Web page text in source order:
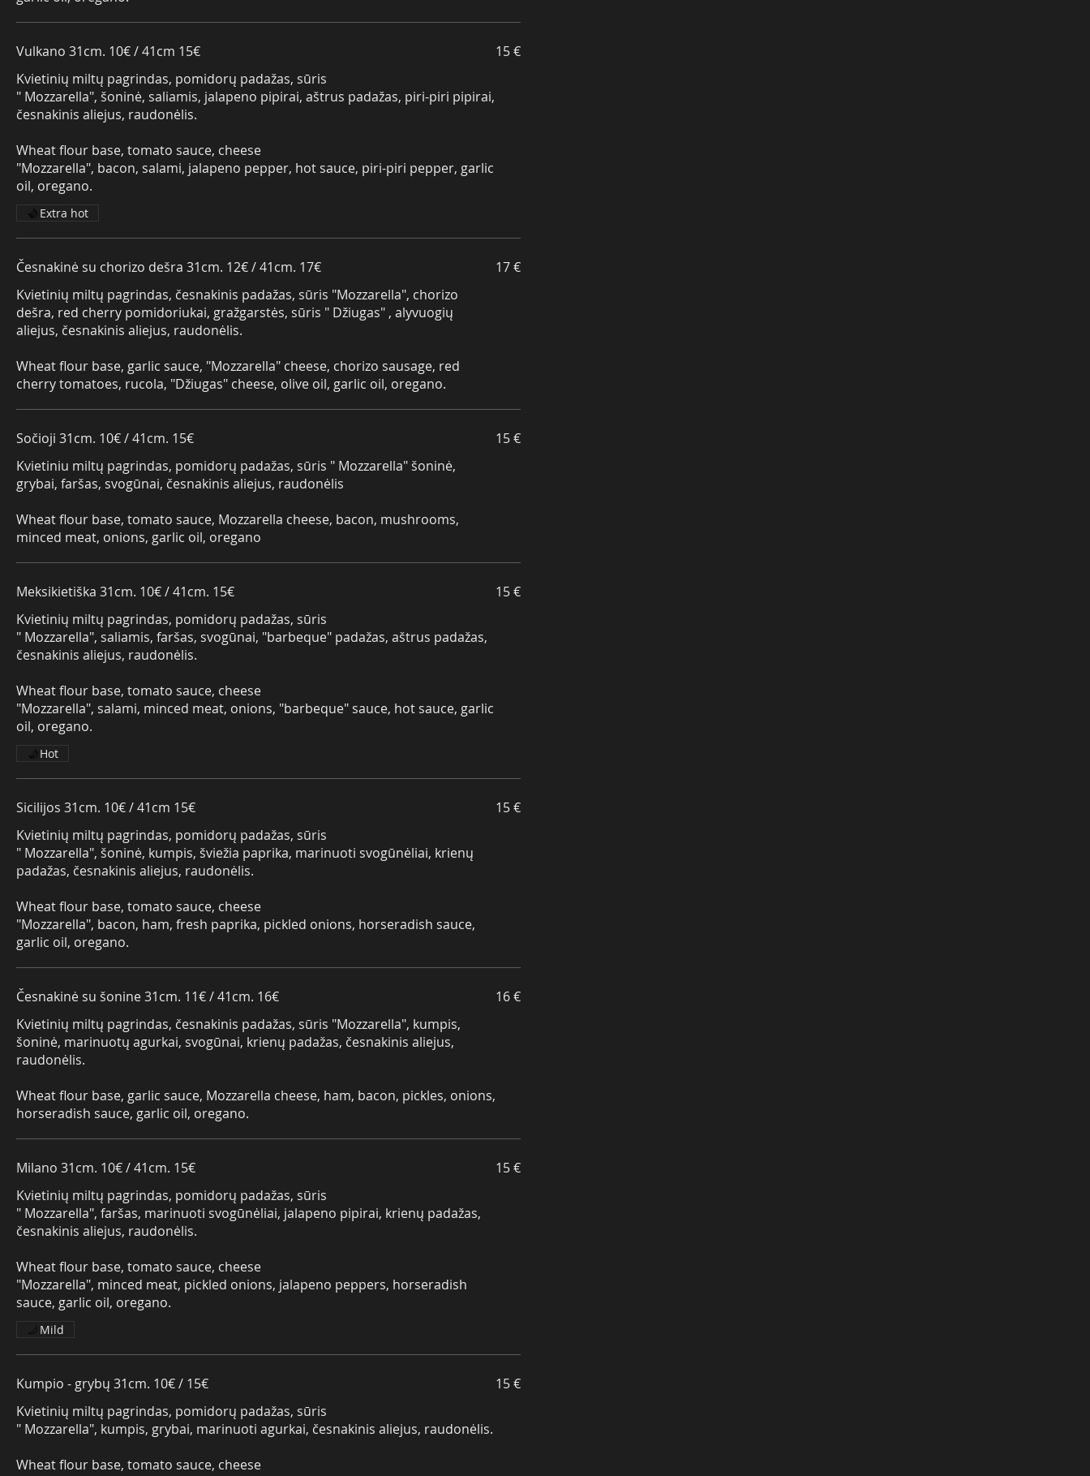
Vulkano 31cm. 10€ / 41cm 15€
Kvietinių miltų pagrindas, pomidorų padažas, sūris
" Mozzarella", šoninė, saliamis, jalapeno pipirai, aštrus padažas, piri-piri pipirai,
česnakinis aliejus, raudonėlis.
Wheat flour base, tomato sauce, cheese
"Mozzarella", bacon, salami, jalapeno pepper, hot sauce, piri-piri pepper, garlic
oil, oregano.
15 €
Extra hot
Česnakinė su chorizo dešra 31cm. 12€ / 41cm. 17€
Kvietinių miltų pagrindas, česnakinis padažas, sūris "Mozzarella", chorizo
dešra, red cherry pomidoriukai, gražgarstės, sūris " Džiugas" , alyvuogių
aliejus, česnakinis aliejus, raudonėlis.
Wheat flour base, garlic sauce, "Mozzarella" cheese, chorizo ​​sausage, red
cherry tomatoes, rucola, "Džiugas" cheese, olive oil, garlic oil, oregano.
17 €
Sočioji 31cm. 10€ / 41cm. 15€
Kvietiniu miltų pagrindas, pomidorų padažas, sūris " Mozzarella" šoninė,
grybai, faršas, svogūnai, česnakinis aliejus, raudonėlis
Wheat flour base, tomato sauce, Mozzarella cheese, bacon, mushrooms,
minced meat, onions, garlic oil, oregano
15 €
Meksikietiška 31cm. 10€ / 41cm. 15€
Kvietinių miltų pagrindas, pomidorų padažas, sūris
" Mozzarella", saliamis, faršas, svogūnai, "barbeque" padažas, aštrus padažas,
česnakinis aliejus, raudonėlis.
Wheat flour base, tomato sauce, cheese
"Mozzarella", salami, minced meat, onions, "barbeque" sauce, hot sauce, garlic
oil, oregano.
15 €
Hot
Sicilijos 31cm. 10€ / 41cm 15€
Kvietinių miltų pagrindas, pomidorų padažas, sūris
" Mozzarella", šoninė, kumpis, šviežia paprika, marinuoti svogūnėliai, krienų
padažas, česnakinis aliejus, raudonėlis.
Wheat flour base, tomato sauce, cheese
"Mozzarella", bacon, ham, fresh paprika, pickled onions, horseradish sauce,
garlic oil, oregano.
15 €
Česnakinė su šonine 31cm. 11€ / 41cm. 16€
Kvietinių miltų pagrindas, česnakinis padažas, sūris "Mozzarella", kumpis,
šoninė, marinuotų agurkai, svogūnai, krienų padažas, česnakinis aliejus,
raudonėlis.
Wheat flour base, garlic sauce, Mozzarella cheese, ham, bacon, pickles, onions,
horseradish sauce, garlic oil, oregano.
16 €
Milano 31cm. 10€ / 41cm. 15€
Kvietinių miltų pagrindas, pomidorų padažas, sūris
" Mozzarella", faršas, marinuoti svogūnėliai, jalapeno pipirai, krienų padažas,
česnakinis aliejus, raudonėlis.
Wheat flour base, tomato sauce, cheese
"Mozzarella", minced meat, pickled onions, jalapeno peppers, horseradish
sauce, garlic oil, oregano.
15 €
Mild
Kumpio - grybų 31cm. 10€ / 15€
Kvietinių miltų pagrindas, pomidorų padažas, sūris
" Mozzarella", kumpis, grybai, marinuoti agurkai, česnakinis aliejus, raudonėlis.
Wheat flour base, tomato sauce, cheese
15 €